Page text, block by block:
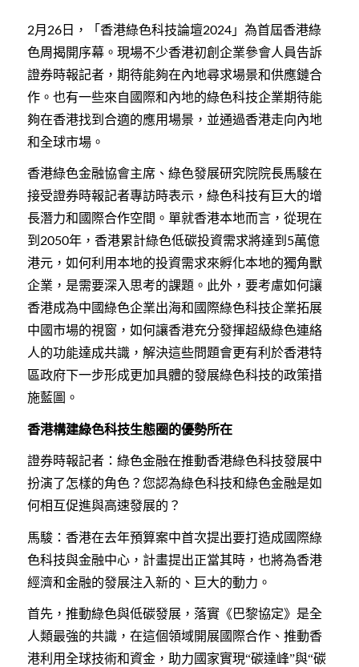
2月 26 日，「香港綠色科技論壇2024 」為首屆香港綠
色周揭開序幕。現場不少香港初創企業參會人員告訴
證券時報記者，期待能夠在內地尋求場景和供應鏈合
作。也有一些來自國際和內地的綠色科技企業期待能
夠在香港找到合適的應用場景，並通過香港走向內地
和全球市場。
香港綠色金融協會主席、綠色發展研究院院長馬駿在
接受證券時報記者專訪時表示，綠色科技有巨大的增
長潛力和國際合作空間。單就香港本地而言，從現在
到2050年，香港累計綠色低碳投資需求將達到 5萬億
港元，如何利用本地的投資需求來孵化本地的獨角獸
企業，是需要深入思考的課題。此外，要考慮如何讓
香港成為中國綠色企業出海和國際綠色科技企業拓展
中國市場的視窗，如何讓香港充分發揮超級綠色連絡
人的功能達成共識，解決這些問題會更有利於香港特
區政府下一步形成更加具體的發展綠色科技的政策措
施藍圖。
香港構建綠色科技生態圈的優勢所在
證券時報記者：綠色金融在推動香港綠色科技發展中
扮演了怎樣的角色？您認為綠色科技和綠色金融是如
何相互促進與高速發展的？
馬駿：香港在去年預算案中首次提出要打造成國際綠
色科技與金融中心，計畫提出正當其時，也將為香港
經濟和金融的發展注入新的、巨大的動力。
首先，推動綠色與低碳發展，落實《巴黎協定》是全
人類最強的共識，在這個領域開展國際合作、推動香
港利用全球技術和資金，助力國家實現“碳達峰”與“碳